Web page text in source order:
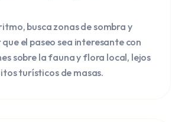
busca zonas de sombra y
el paseo sea interesante con
sobre la fauna y flora local, lejos
turísticos de masas.